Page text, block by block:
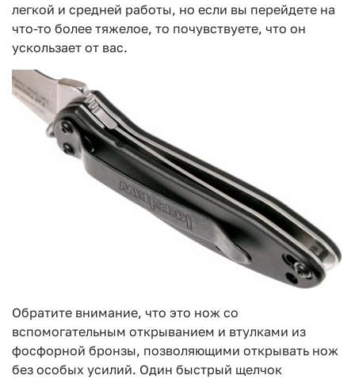
легкой и средней работы, но если вы перейдете на
что-то более тяжелое, то почувствуете, что он
ускользает от вас.
Обратите внимание, что это нож со
вспомогательным открыванием и втулками из
фосфорной бронзы, позволяющими открывать нож
без особых усилий. Один быстрый щелчок